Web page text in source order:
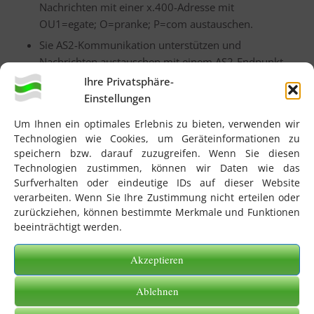
Ihre Privatsphäre-
Einstellungen
Um Ihnen ein optimales Erlebnis zu bieten, verwenden wir
Technologien wie Cookies, um Geräteinformationen zu
speichern bzw. darauf zuzugreifen. Wenn Sie diesen
Technologien zustimmen, können wir Daten wie das
Surfverhalten oder eindeutige IDs auf dieser Website
verarbeiten. Wenn Sie Ihre Zustimmung nicht erteilen oder
zurückziehen, können bestimmte Merkmale und Funktionen
beeinträchtigt werden.
Akzeptieren
Ablehnen
Nachrichten mit einer x.400-Adresse mit
OU1=egate; O=pranke; P=com austauschen.
Sie AS2-Kommunikation unterstützen und
Nachrichten austauschen mit einem AS2-Endpunkt
mit
einer Url wie: as2gw.pranke.com,
fwinet.pranke.com, 91.208.5.140
(91.208.5.89 ab 22.10.2024), oder
einer AS2 ID wie „Pranke“,
„PrankeTest“, „PrankeAS2“,
„PrankeAS2Test“.
Wenn es bereits einen Kommunikationskanal gibt,
über den Sie mit einem eGate Kunden Daten
austauschen, verwenden sie diesen im Allgemeinen
bitte auch um mit einem weiteren eGate
Kundenaccount die Kommunikation neu aufzunehmen.